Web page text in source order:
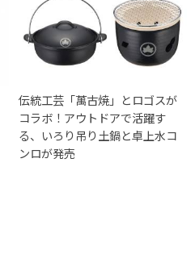
伝統工芸「萬古焼」とロゴスが
コラボ！アウトドアで活躍す
る、いろり吊り土鍋と卓上水コ
ンロが発売